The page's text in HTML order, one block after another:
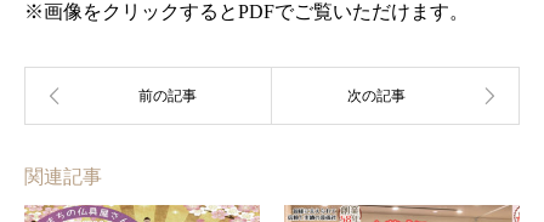
※画像をクリックするとPDFでご覧いただけます。
関連記事